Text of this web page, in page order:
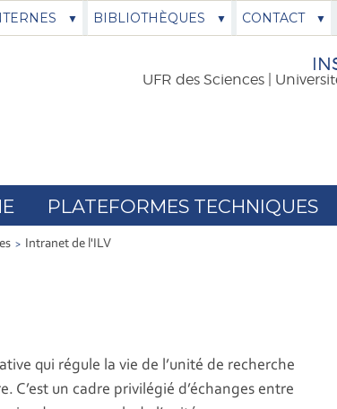
UFR des Sciences |
PLATEFORMES TECHNIQUES
Intranet de l'ILV
qui régule la vie de l’unité de recherche
C’est un cadre privilégié d’échanges entre
BIBLIOTHÈQUES CONTACT